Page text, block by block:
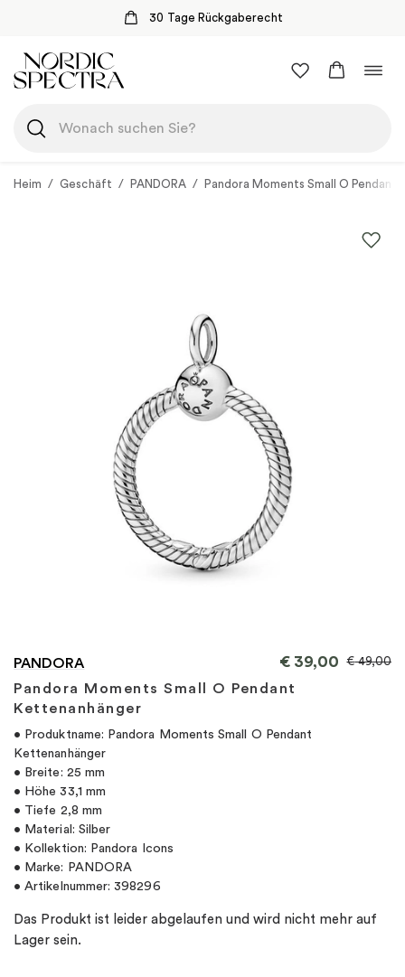
30 Tage Rückgaberecht
Inhalt
springen
Heim / Geschäft / PANDORA / Pandora Moments Small O Pendant
PANDORA
Pandora Moments Small O Pendant
Kettenanhänger
€39,00 €49,00
• Produktname: Pandora Moments Small O Pendant
Kettenanhänger
• Breite: 25 mm
• Höhe 33,1 mm
• Tiefe 2,8 mm
• Material: Silber
• Kollektion: Pandora Icons
• Marke: PANDORA
• Artikelnummer: 398296
Das Produkt ist leider abgelaufen und wird nicht mehr auf
Lager sein.